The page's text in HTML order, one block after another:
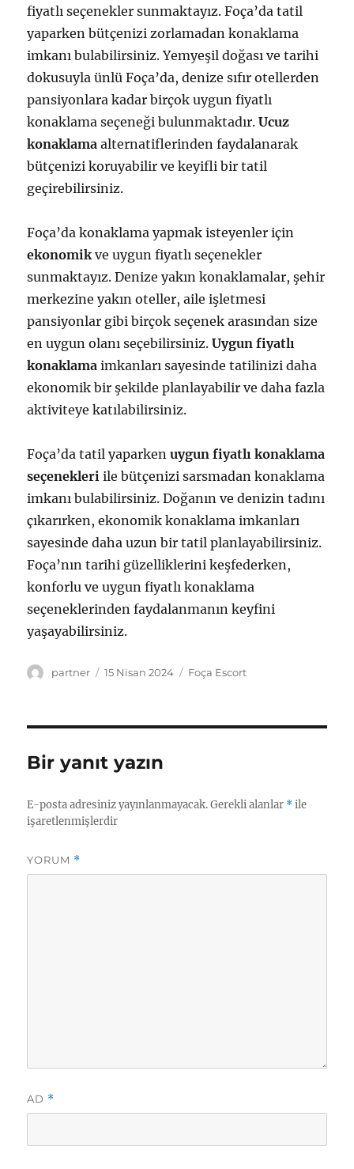
fiyatlı seçenekler sunmaktayız. Foça’da tatil
yaparken bütçenizi zorlamadan konaklama
imkanı bulabilirsiniz. Yemyeşil doğası ve tarihi
dokusuyla ünlü Foça’da, denize sıfır otellerden
pansiyonlara kadar birçok uygun fiyatlı
konaklama seçeneği bulunmaktadır.Ucuz
konaklama alternatiflerinden faydalanarak
bütçenizi koruyabilir ve keyifli bir tatil
geçirebilirsiniz.
Foça’da konaklama yapmak isteyenler için
ekonomikve uygun fiyatlı seçenekler
sunmaktayız. Denize yakın konaklamalar, şehir
merkezine yakın oteller, aile işletmesi
pansiyonlar gibi birçok seçenek arasından size
en uygun olanı seçebilirsiniz.Uygun fiyatlı
konaklama imkanları sayesinde tatilinizi daha
ekonomik bir şekilde planlayabilir ve daha fazla
aktiviteye katılabilirsiniz.
Foça’da tatil yaparkenuygun fiyatlı konaklama
seçenekleriile bütçenizi sarsmadan konaklama
imkanı bulabilirsiniz. Doğanın ve denizin tadını
çıkarırken, ekonomik konaklama imkanları
sayesinde daha uzun bir tatil planlayabilirsiniz.
Foça’nın tarihi güzelliklerini keşfederken,
konforlu ve uygun fiyatlı konaklama
seçeneklerinden faydalanmanın keyfini
yaşayabilirsiniz.
Yazar
partner
Yayın
15 Nisan 2024 Kategoriler
Foça Escort
Bir yanıt yazın
E-posta adresiniz yayınlanmayacak. Gerekli alanlar *ile
işaretlenmişlerdir
YORUM *
AD *